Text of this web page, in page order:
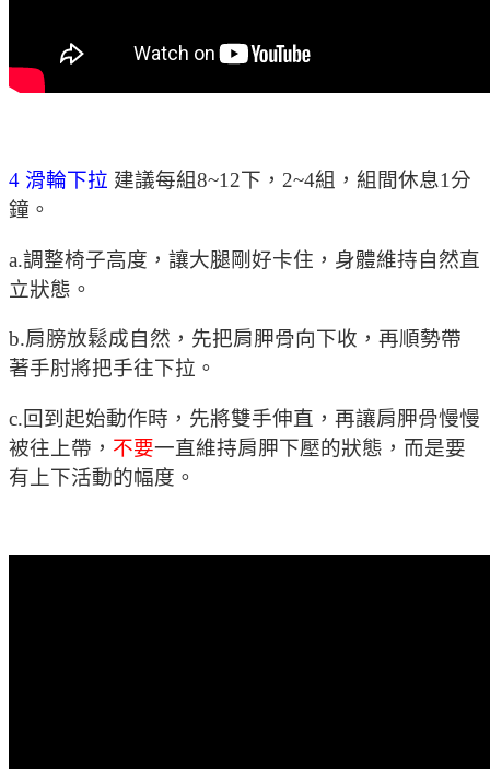
4 滑輪下拉 建議每組8~12下，2~4組，組間休息1分
鐘。
a.調整椅子高度，讓大腿剛好卡住，身體維持自然直
立狀態。
b.肩膀放鬆成自然，先把肩胛骨向下收，再順勢帶
著手肘將把手往下拉。
c.回到起始動作時，先將雙手伸直，再讓肩胛骨慢慢
被往上帶， 不要一直維持肩胛下壓的狀態，而是要
有上下活動的幅度。